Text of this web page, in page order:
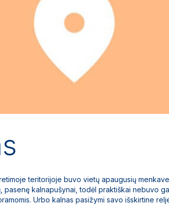
teritorijoje buvo vietų apaugusių
pasenę kalnapušynai, todėl praktiškai nebuvo
Urbo kalnas pasižymi savo išskirtine